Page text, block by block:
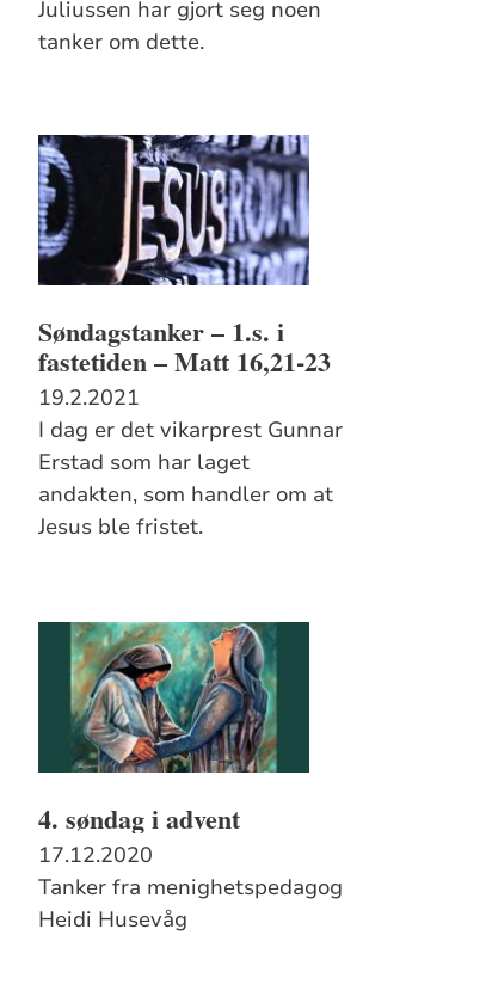
Juliussen har gjort seg noen
tanker om dette.
Søndagstanker – 1.s. i
fastetiden – Matt 16,21-23
19.2.2021
I dag er det vikarprest Gunnar
Erstad som har laget
andakten, som handler om at
Jesus ble fristet.
4. søndag i advent
17.12.2020
Tanker fra menighetspedagog
Heidi Husevåg